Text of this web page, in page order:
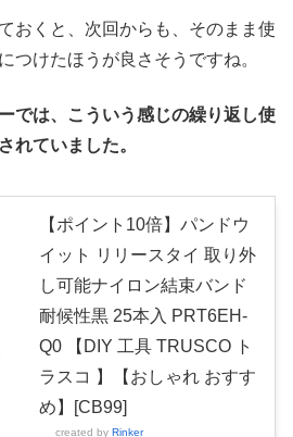
おくと、次回からも、そのまま使
つけたほうが良さそうですね。
では、こういう感じの繰り返し使
れていました。
【ポイント10倍】パンドウ
イット リリースタイ 取り外
し可能ナイロン結束バンド
耐候性黒 25本入 PRT6EH-
Q0 【DIY 工具 TRUSCO ト
ラスコ 】【おしゃれ おすす
め】[CB99]
created by Rinker